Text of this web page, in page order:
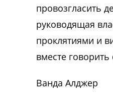
провозгласить
руководящая
проклятиями и
вместе
Ванда Алджер